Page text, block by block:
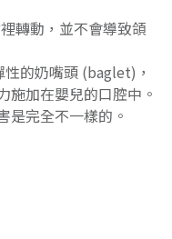
轉動，並不會導致頜
的奶嘴頭 (baglet)，
施加在嬰兒的口腔中。
是完全不一樣的。